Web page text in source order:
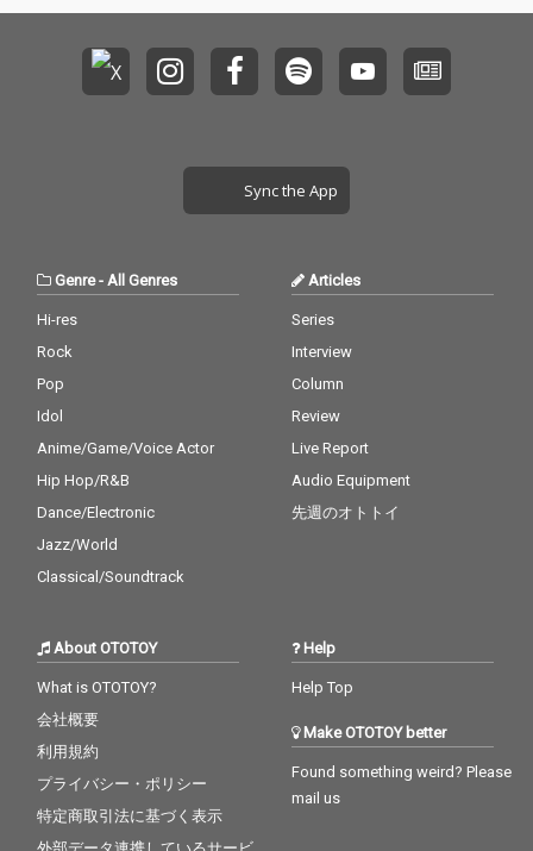
Sync the App
Genre- All Genres
Hi-res
Rock
Pop
Idol
Anime/Game/Voice Actor
Hip Hop/R&B
Dance/Electronic
Jazz/World
Classical/Soundtrack
Articles
Series
Interview
Column
Review
Live Report
Audio Equipment
先週のオトトイ
About OTOTOY
What is OTOTOY?
会社概要
利用規約
プライバシー・ポリシー
特定商取引法に基づく表示
Help
Help Top
Make OTOTOY better
Found something weird? Please
mail us